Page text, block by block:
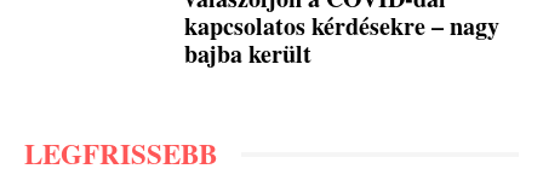
kapcsolatos kérdésekre – nagy
bajba került
LEGFRISSEBB